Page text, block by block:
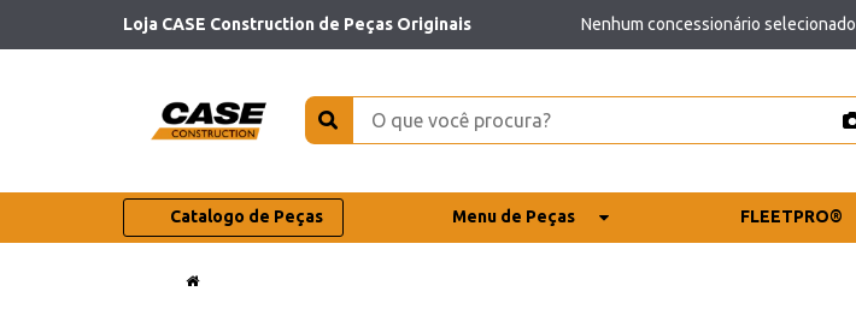
Loja CASE Construction de Peças Originais Nenhum concessionário selecionado
Catalogo de Peças Menu de Peças FLEETPRO®